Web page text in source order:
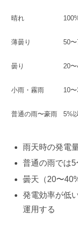
晴れ
薄曇り 50
曇り 20
小雨・霧雨 10
普通の雨〜豪雨 5%
雨天時の発電
普通の雨では
曇天（20〜
発電効率が低
運用する